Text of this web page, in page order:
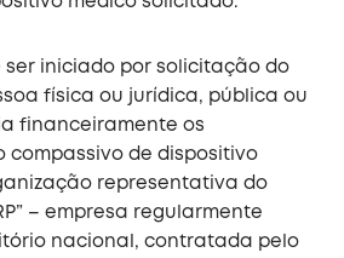
ser iniciado por solicitação do
física ou jurídica, pública ou
financeiramente os
compassivo de dispositivo
representativa do
– empresa regularmente
nacional, contratada pelo